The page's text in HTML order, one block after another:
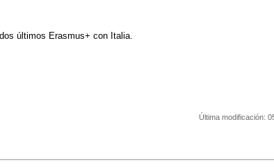
PRUEBAS LIBRES FP SUSPENSIÓN TEMPORAL DE LA
últimos Erasmus+ con Italia.
Última modificación: